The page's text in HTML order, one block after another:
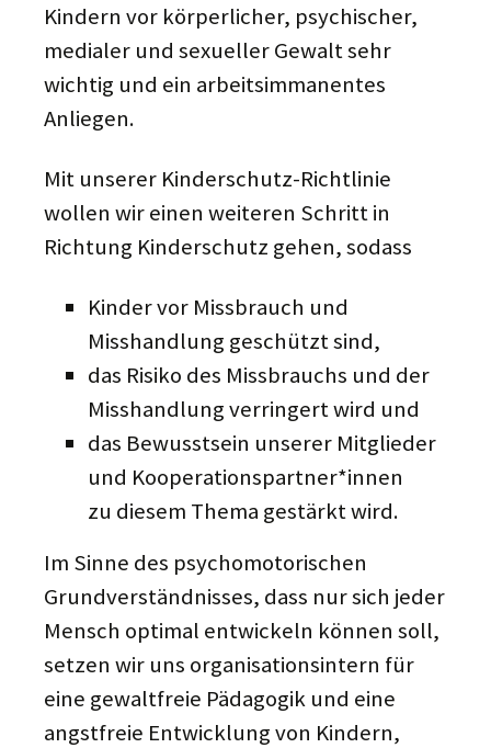
Kindern vor körperlicher, psychischer,
medialer und sexueller Gewalt sehr
wichtig und ein arbeitsimmanentes
Anliegen.
Mit unserer Kinderschutz-Richtlinie
wollen wir einen weiteren Schritt in
Richtung Kinderschutz gehen, sodass
Kinder vor Missbrauch und
Misshandlung geschützt sind,
das Risiko des Missbrauchs und der
Misshandlung verringert wird und
das Bewusstsein unserer Mitglieder
und Kooperationspartner*innen
zu diesem Thema gestärkt wird.
Im Sinne des psychomotorischen
Grundverständnisses, dass nur sich jeder
Mensch optimal entwickeln können soll,
setzen wir uns organisationsintern für
eine gewaltfreie Pädagogik und eine
angstfreie Entwicklung von Kindern,